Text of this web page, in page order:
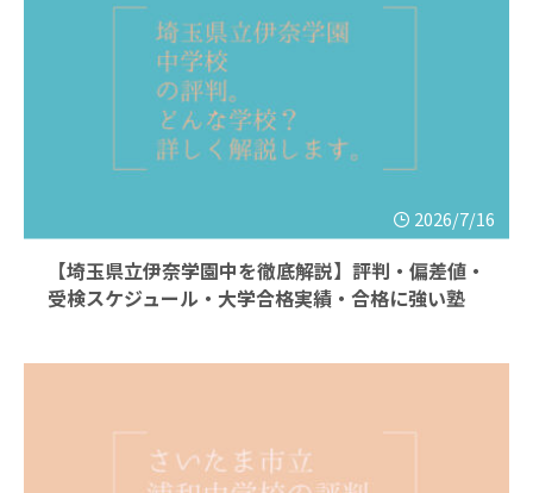
2026/7/16
【埼玉県立伊奈学園中を徹底解説】評判・偏差値・
受検スケジュール・大学合格実績・合格に強い塾